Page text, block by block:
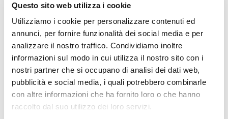
Questo sito web utilizza i cookie
Utilizziamo i cookie per personalizzare contenuti ed
annunci, per fornire funzionalità dei social media e per
analizzare il nostro traffico. Condividiamo inoltre
informazioni sul modo in cui utilizza il nostro sito con i
nostri partner che si occupano di analisi dei dati web,
pubblicità e social media, i quali potrebbero combinarle
con altre informazioni che ha fornito loro o che hanno
raccolto dal suo utilizzo dei loro servizi.
il modulo per la presentazione della
domanda e la redazione del curriculum.
I termini per la presentazione delle
domande scadono il 15 giugno 2020
La prova scritta si terrà giovedì 16 luglio
2020 ore 14.30 presso la nostra sede.I